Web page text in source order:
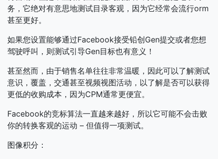
务，它绝对有意思地测试目录客观，因为它经常会流行orm
甚至更好。
如果您设置能够通过Facebook接受铅创Gen提交或者您想
驾驶呼叫，则测试引导Gen目标也有意义！
甚至然而，由于销售名单往往非常温暖，因此可以了解测试
意识，覆盖，交通甚至视​​频视图活动，以了解是否可以获得
更低的收购成本，因为CPM通常更便宜。
Facebook的竞标算法一直越来越好，所以它可能不会击败
你的转换客观的运动 – 但值得一项测试。
图像积分：